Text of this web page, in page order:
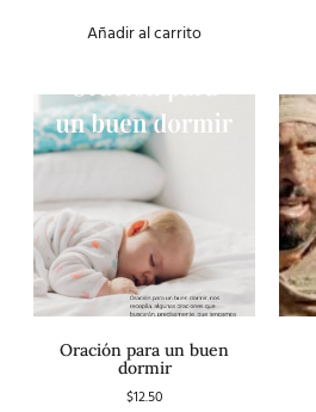
Añadir al carrito
Oración para un buen
dormir
$12.50